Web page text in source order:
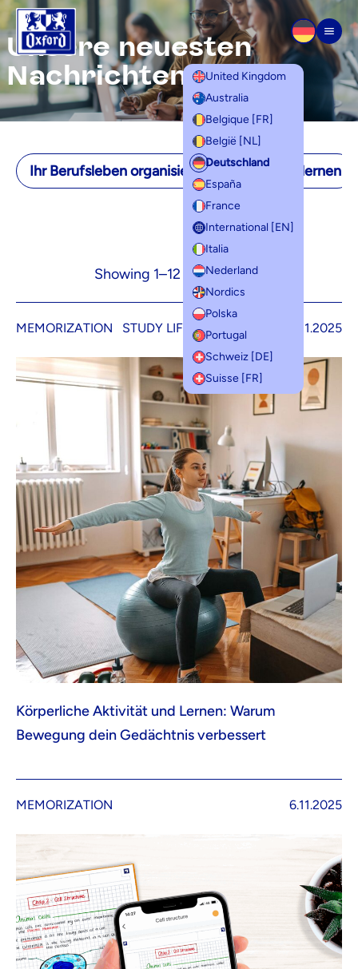
Zum Inhalt springen
United Kingdom
Australia
Belgique [FR]
België [NL]
Deutschland
España
France
International [EN]
Italia
Nederland
Nordics
Polska
Portugal
Schweiz [DE]
Suisse [FR]
Unsere neuesten
Nachrichten
Ihr Berufsleben organisieren Lernen zu lernen
Showing 1–12 of 30 results
MEMORIZATION STUDY LIFE 14.11.2025
Körperliche Aktivität und Lernen: Warum
Bewegung dein Gedächtnis verbessert
MEMORIZATION 6.11.2025